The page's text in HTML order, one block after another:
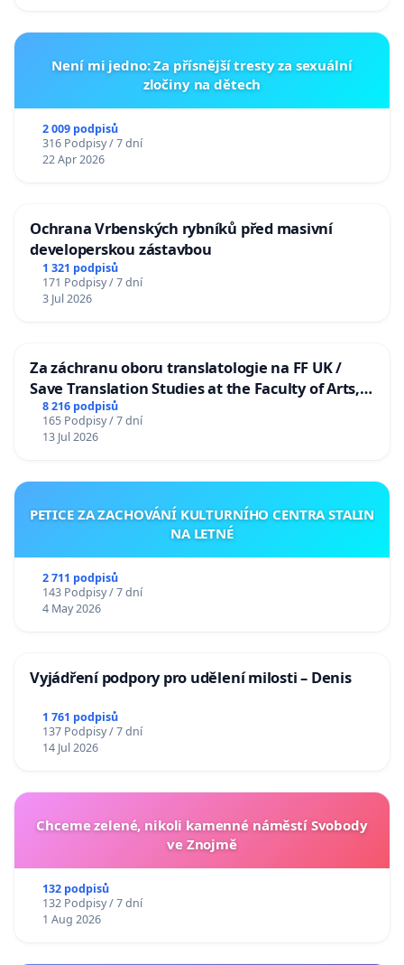
Není mi jedno: Za přísnější tresty za sexuální
zločiny na dětech
2 009 podpisů
316 Podpisy / 7 dní
22 Apr 2026
Ochrana Vrbenských rybníků před masivní
developerskou zástavbou
1 321 podpisů
171 Podpisy / 7 dní
3 Jul 2026
Za záchranu oboru translatologie na FF UK /
Save Translation Studies at the Faculty of Arts,
Charles University
8 216 podpisů
165 Podpisy / 7 dní
13 Jul 2026
PETICE ZA ZACHOVÁNÍ KULTURNÍHO CENTRA STALIN
NA LETNÉ
2 711 podpisů
143 Podpisy / 7 dní
4 May 2026
Vyjádření podpory pro udělení milosti – Denis
1 761 podpisů
137 Podpisy / 7 dní
14 Jul 2026
Chceme zelené, nikoli kamenné náměstí Svobody
ve Znojmě
132 podpisů
132 Podpisy / 7 dní
1 Aug 2026